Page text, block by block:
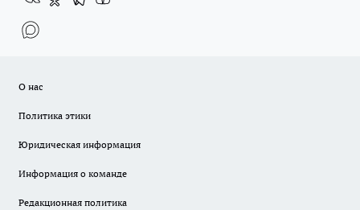
О нас
Политика этики
Юридическая информация
Информация о команде
Редакционная политика